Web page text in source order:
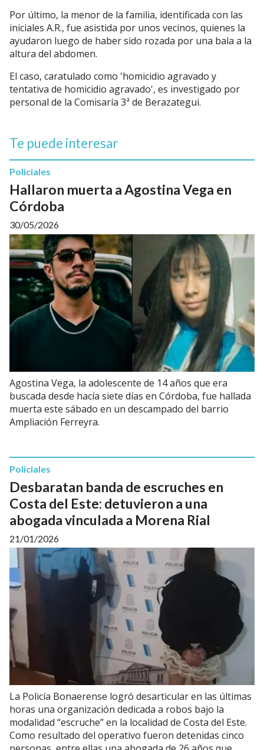
Por último, la menor de la familia, identificada con las
iniciales A.R., fue asistida por unos vecinos, quienes la
ayudaron luego de haber sido rozada por una bala a la
altura del abdomen.
El caso, caratulado como 'homicidio agravado y
tentativa de homicidio agravado', es investigado por
personal de la Comisaría 3ª de Berazategui.
Te puede interesar
Hallaron muerta a Agostina Vega en
Córdoba
Policiales
30/05/2026
Agostina Vega, la adolescente de 14 años que era
buscada desde hacía siete días en Córdoba, fue hallada
muerta este sábado en un descampado del barrio
Ampliación Ferreyra.
Desbaratan banda de escruches en
Costa del Este: detuvieron a una
abogada vinculada a Morena Rial
Policiales
21/01/2026
La Policía Bonaerense logró desarticular en las últimas
horas una organización dedicada a robos bajo la
modalidad “escruche” en la localidad de Costa del Este.
Como resultado del operativo fueron detenidas cinco